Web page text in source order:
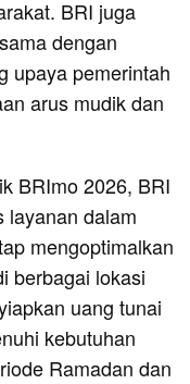
BRI juga
dengan
upaya pemerintah
arus mudik dan
BRImo 2026, BRI
layanan dalam
mengoptimalkan
berbagai lokasi
uang tunai
kebutuhan
Ramadan dan